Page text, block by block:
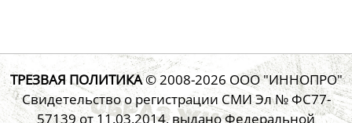
ТРЕЗВАЯ ПОЛИТИКА© 2008-2026 ООО "ИННОПРО"
Свидетельство о регистрации СМИ Эл № ФС77-
57139 от 11.03.2014, выдано Федеральной